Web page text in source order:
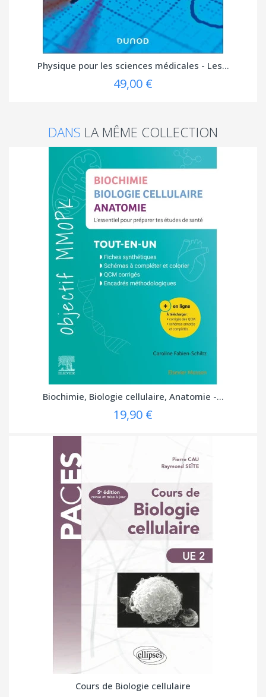
Physique pour les sciences médicales - Les...
49,00 €
DANS LA MÊME COLLECTION
Biochimie, Biologie cellulaire, Anatomie -...
19,90 €
Cours de Biologie cellulaire